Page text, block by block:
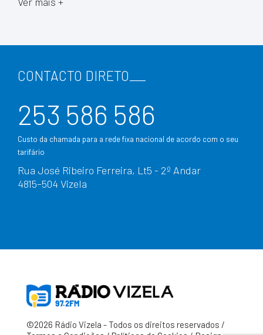
CONTACTO DIRETO
253 586 586
Custo da chamada para a rede fixa nacional de acordo com o seu
tarifário
Rua José Ribeiro Ferreira, Lt5 - 2º Andar
4815–504 Vizela
©2026 Rádio Vizela - Todos os direitos reservados /